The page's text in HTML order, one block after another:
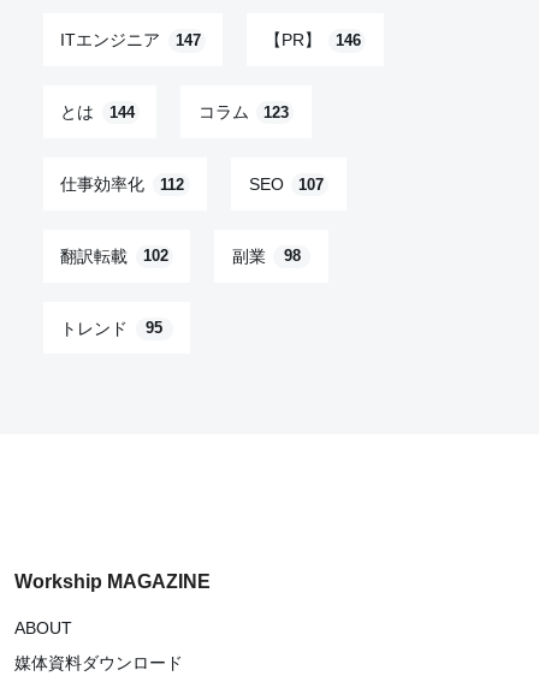
ITエンジニア 147 【PR】 146
とは 144 コラム 123
仕事効率化 112 SEO 107
翻訳転載 102 副業 98
トレンド 95
Workship MAGAZINE
ABOUT
媒体資料ダウンロード